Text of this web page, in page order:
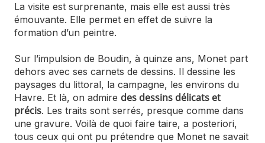
La visite est surprenante, mais elle est aussi très
émouvante. Elle permet en effet de suivre la
formation d’un peintre.
Sur l’impulsion de Boudin, à quinze ans, Monet part
dehors avec ses carnets de dessins. Il dessine les
paysages du littoral, la campagne, les environs du
Havre. Et là, on admire des dessins délicats et
précis. Les traits sont serrés, presque comme dans
une gravure. Voilà de quoi faire taire, a posteriori,
tous ceux qui ont pu prétendre que Monet ne savait